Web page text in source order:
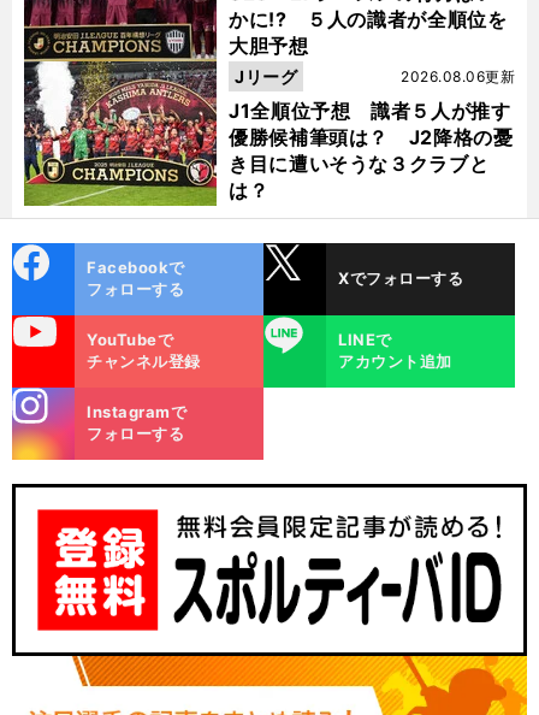
。
前
かに!? ５人の識者が全順位を
大胆予想
J1全順位予想 識者５人が推す
優勝候補筆頭は？ J2降格の憂
き目に遭いそうな３クラブと
は？
2026.08.06更新
Jリーグ
ok
Facebookで
フォローする
Xでフォローする
YouTubeで
チャンネル登録
LINE
LINEで
アカウント追加
m
Instagramで
フォローする